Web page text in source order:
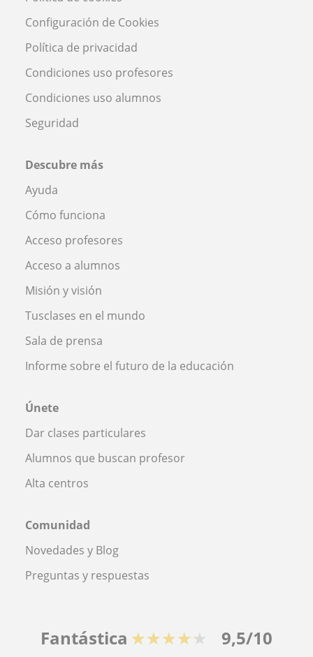
Configuración de Cookies
Política de privacidad
Condiciones uso profesores
Condiciones uso alumnos
Seguridad
Descubre más
Ayuda
Cómo funciona
Acceso profesores
Acceso a alumnos
Misión y visión
Tusclases en el mundo
Sala de prensa
Informe sobre el futuro de la educación
Únete
Dar clases particulares
Alumnos que buscan profesor
Alta centros
Comunidad
Novedades y Blog
Preguntas y respuestas
Fantástica ★★★★★ 9,5/10